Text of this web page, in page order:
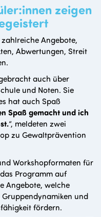
zeigen
Angebote,
Abwertungen, Streit
auch über
und Noten. Sie
hat auch Spaß
Spaß gemacht und ich
”, meldeten zwei
zu Gewaltprävention
Workshopformaten für
Programm auf
Angebote, welche
und
fördern.